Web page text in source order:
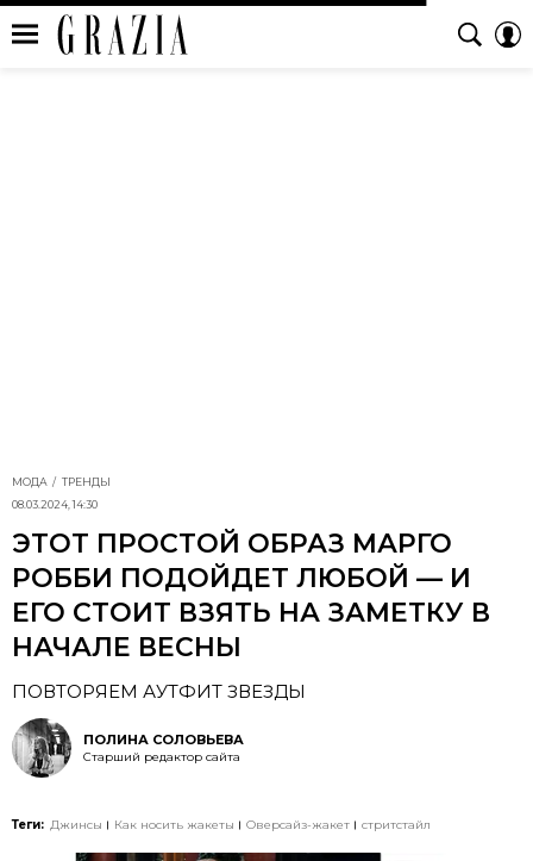
МОДА
ТРЕНДЫ
08.03.2024, 14:30
ЭТОТ ПРОСТОЙ ОБРАЗ МАРГО
РОББИ ПОДОЙДЕТ ЛЮБОЙ — И
ЕГО СТОИТ ВЗЯТЬ НА ЗАМЕТКУ В
НАЧАЛЕ ВЕСНЫ
ПОВТОРЯЕМ АУТФИТ ЗВЕЗДЫ
ПОЛИНА СОЛОВЬЕВА
Старший редактор сайта
Теги: Джинсы Как носить жакеты Оверсайз-жакет стритстайл